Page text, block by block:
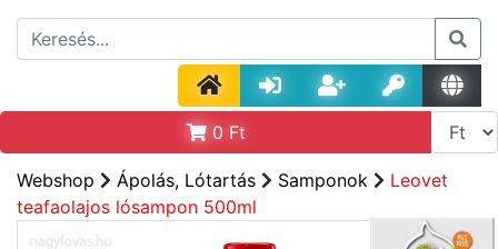
0 Ft
Webshop Ápolás, Lótartás Samponok
Leovet
teafaolajos lósampon 500ml